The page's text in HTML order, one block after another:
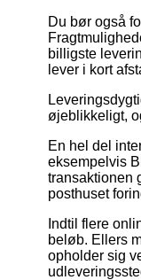
Du bør også
billigste
lever i kort
øjeblikkeligt,
En hel del
eksempelvis
transaktionen
posthuset
Indtil flere
beløb. Ellers
opholder sig